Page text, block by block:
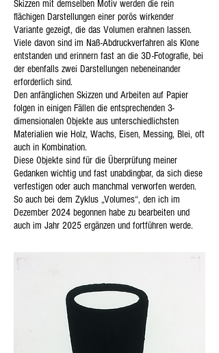
Skizzen mit demselben Motiv werden die rein
flächigen Darstellungen einer porös wirkender
Variante gezeigt, die das Volumen erahnen lassen.
Viele davon sind im Naß-Abdruckverfahren als Klone
entstanden und erinnern fast an die 3D-Fotografie, bei
der ebenfalls zwei Darstellungen nebeneinander
erforderlich sind.
Den anfänglichen Skizzen und Arbeiten auf Papier
folgen in einigen Fällen die entsprechenden 3-
dimensionalen Objekte aus unterschiedlichsten
Materialien wie Holz, Wachs, Eisen, Messing, Blei, oft
auch in Kombination.
Diese Objekte sind für die Überprüfung meiner
Gedanken wichtig und fast unabdingbar, da sich diese
verfestigen oder auch manchmal verworfen werden.
So auch bei dem Zyklus „Volumes“, den ich im
Dezember 2024 begonnen habe zu bearbeiten und
auch im Jahr 2025 ergänzen und fortführen werde.